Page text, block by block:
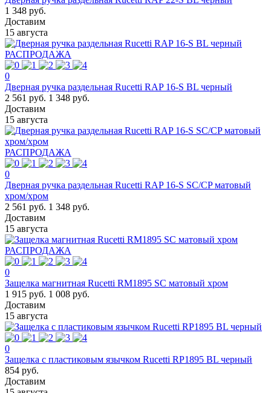
1 348 руб.
Доставим
15 августа
РАСПРОДАЖА
0
Дверная ручка раздельная Rucetti RAP 16-S BL черный
2 561 руб. 1 348 руб.
Доставим
15 августа
РАСПРОДАЖА
0
Дверная ручка раздельная Rucetti RAP 16-S SC/CP матовый
хром/хром
2 561 руб. 1 348 руб.
Доставим
15 августа
РАСПРОДАЖА
0
Защелка магнитная Rucetti RM1895 SC матовый хром
1 915 руб. 1 008 руб.
Доставим
15 августа
0
Защелка с пластиковым язычком Rucetti RP1895 BL черный
854 руб.
Доставим